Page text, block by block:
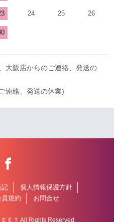
24 25 26
大阪店からのご連絡、発送の
連絡、発送の休業)
記
個人情報保護方針
員規約 お問合せ
ＥＴ All Rights Reserved.